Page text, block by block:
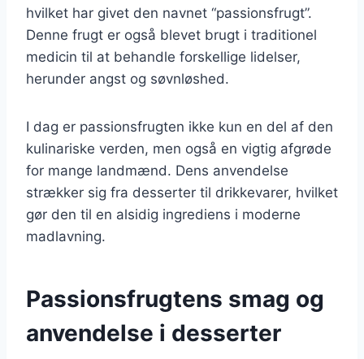
hvilket har givet den navnet “passionsfrugt”.
Denne frugt er også blevet brugt i traditionel
medicin til at behandle forskellige lidelser,
herunder angst og søvnløshed.
I dag er passionsfrugten ikke kun en del af den
kulinariske verden, men også en vigtig afgrøde
for mange landmænd. Dens anvendelse
strækker sig fra desserter til drikkevarer, hvilket
gør den til en alsidig ingrediens i moderne
madlavning.
Passionsfrugtens smag og
anvendelse i desserter